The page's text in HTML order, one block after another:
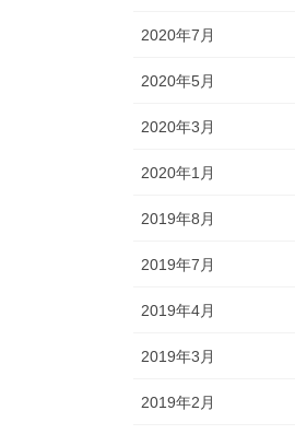
2020年7月
2020年5月
2020年3月
2020年1月
2019年8月
2019年7月
2019年4月
2019年3月
2019年2月